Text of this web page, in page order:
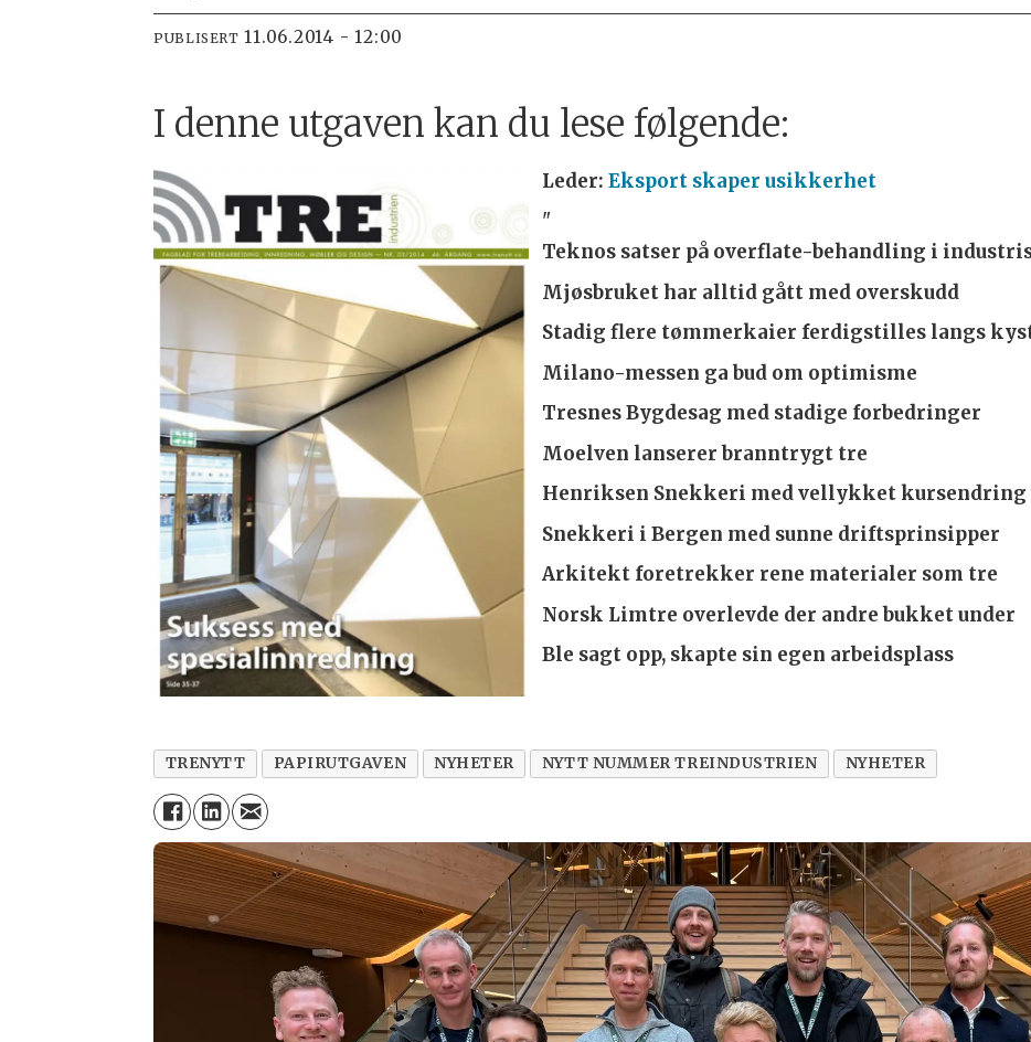
PUBLISERT 11.06.2014 - 12:00
I denne utgaven kan du lese følgende:
Leder: Eksport skaper usikkerhet
"
Teknos satser på overflate-behandling i
Mjøsbruket har alltid gått med overskudd
Stadig flere tømmerkaier ferdigstilles langs
Milano-messen ga bud om optimisme
Tresnes Bygdesag med stadige forbedringer
Moelven lanserer branntrygt tre
Henriksen Snekkeri med vellykket kursendring
Snekkeri i Bergen med sunne driftsprinsipper
Arkitekt foretrekker rene materialer som tre
Norsk Limtre overlevde der andre bukket under
Ble sagt opp, skapte sin egen arbeidsplass
TRENYTT PAPIRUTGAVEN NYHETER NYTT NUMMER TREINDUSTRIEN NYHETER